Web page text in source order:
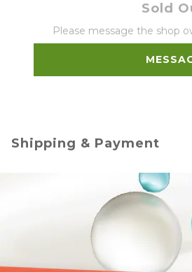
Sold
Please message the shop
Shipping & Payment